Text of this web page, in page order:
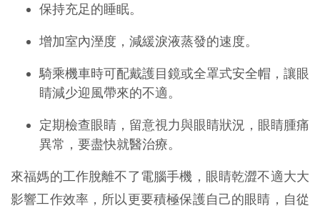
保持充足的睡眠。
增加室內溼度，減緩淚液蒸發的速度。
騎乘機車時可配戴護目鏡或全罩式安全帽，讓眼
睛減少迎風帶來的不適。
定期檢查眼睛，留意視力與眼睛狀況，眼睛腫痛
異常，要盡快就醫治療。
來福媽的工作脫離不了電腦手機，眼睛乾澀不適大大
影響工作效率，所以更要積極保護自己的眼睛，自從